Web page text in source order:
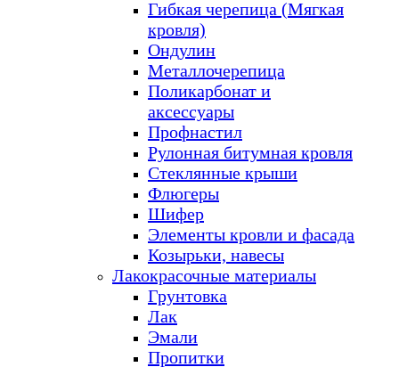
Гибкая черепица (Мягкая
кровля)
Ондулин
Металлочерепица
Поликарбонат и
аксессуары
Профнастил
Рулонная битумная кровля
Стеклянные крыши
Флюгеры
Шифер
Элементы кровли и фасада
Козырьки, навесы
Лакокрасочные материалы
Грунтовка
Лак
Эмали
Пропитки